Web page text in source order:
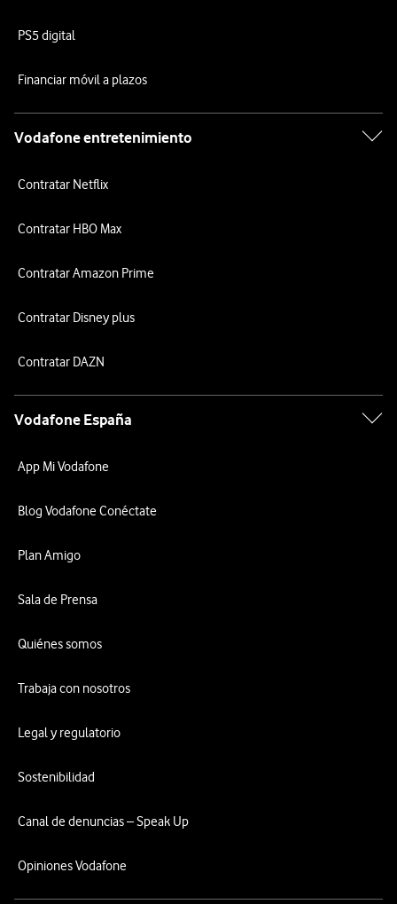
PS5 digital
Financiar móvil a plazos
Vodafone entretenimiento
Contratar Netflix
Contratar HBO Max
Contratar Amazon Prime
Contratar Disney plus
Contratar DAZN
Vodafone España
App Mi Vodafone
Blog Vodafone Conéctate
Plan Amigo
Sala de Prensa
Quiénes somos
Trabaja con nosotros
Legal y regulatorio
Sostenibilidad
Canal de denuncias – Speak Up
Opiniones Vodafone